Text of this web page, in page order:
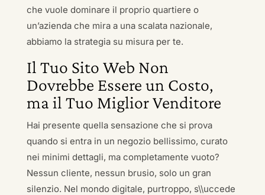
che vuole dominare il proprio quartiere o
un’azienda che mira a una scalata nazionale,
abbiamo la strategia su misura per te.
Il Tuo Sito Web Non
Dovrebbe Essere un Costo,
ma il Tuo Miglior Venditore
Hai presente quella sensazione che si prova
quando si entra in un negozio bellissimo, curato
nei minimi dettagli, ma completamente vuoto?
Nessun cliente, nessun brusio, solo un gran
silenzio. Nel mondo digitale, purtroppo, s\\uccede